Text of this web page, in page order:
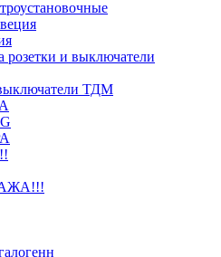
розетки и выключатели
ТДМ